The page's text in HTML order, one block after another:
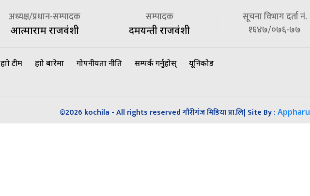
अध्यक्ष/प्रधान-सम्पादक
आत्माराम राजवंशी
सम्पादक
दमयन्ती राजवंशी
सूचना विभाग दर्ता नं.
१६४७/०७६-७७
हाम्रो टीम हाम्रो बारेमा गोपनीयता नीति सम्पर्क गर्नुहोस् यूनिकोड
©2026 kochila - All rights reserved गौरीगंज मिडिया प्रा.लि| Site By : Appharu